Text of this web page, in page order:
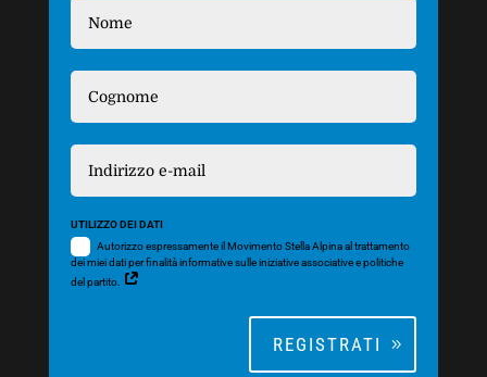
UTILIZZO DEI DATI
Autorizzo espressamente il Movimento Stella Alpina al trattamento
dei miei dati per finalità informative sulle iniziative associative e politiche
del partito.
REGISTRATI